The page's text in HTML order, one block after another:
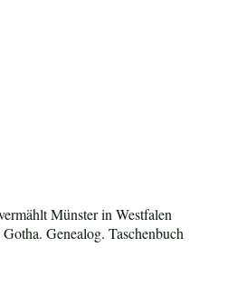
Münster in Westfalen
Genealog. Taschenbuch